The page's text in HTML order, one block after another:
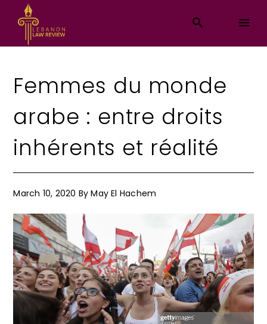
Femmes du monde
arabe : entre droits
inhérents et réalité
March 10, 2020 ByMay El Hachem